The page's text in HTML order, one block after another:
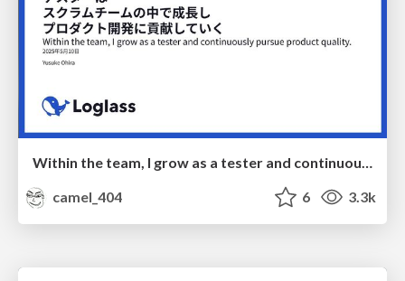
Within the team, I grow as a tester and continuously pursue product quality
camel_404
6 3.3k